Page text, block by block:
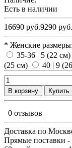
Есть в наличии
16690 руб.9290 руб.
* Женские размеры:
35-36 | 5 (22 см)
(25 см)
40 | 9
В корзину Купить
0 отзывов
Доставка по
Прямые поставки